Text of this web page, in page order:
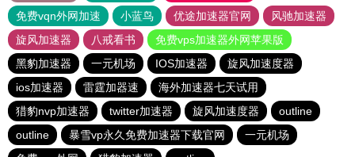
免费vqn外网加速
小蓝鸟 优途加速器官网
风驰加速器
旋风加速器
八戒看书
免费vps加速器外网苹果版
黑豹加速器
一元机场 IOS加速器
旋风加速度器
ios加速器
雷霆加器速
海外加速器七天试用
猎豹nvp加速器
twitter加速器 旋风加速度器
outline
outline
暴雪vp永久免费加速器下载官网
一元机场